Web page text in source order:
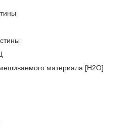
материала [H2O]